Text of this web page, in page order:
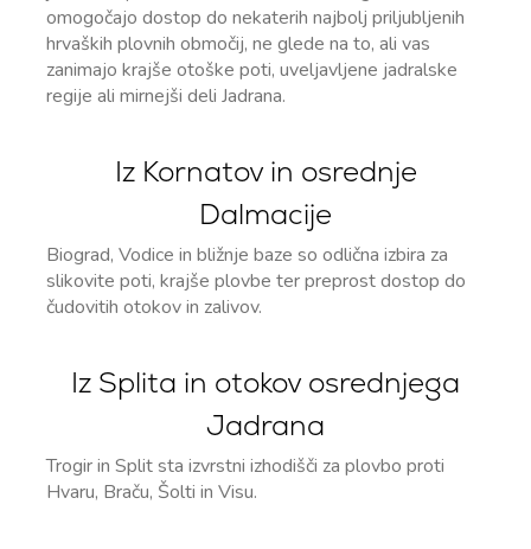
omogočajo dostop do nekaterih najbolj priljubljenih
hrvaških plovnih območij, ne glede na to, ali vas
zanimajo krajše otoške poti, uveljavljene jadralske
regije ali mirnejši deli Jadrana.
Iz Kornatov in osrednje
Dalmacije
Biograd, Vodice in bližnje baze so odlična izbira za
slikovite poti, krajše plovbe ter preprost dostop do
čudovitih otokov in zalivov.
Iz Splita in otokov osrednjega
Jadrana
Trogir in Split sta izvrstni izhodišči za plovbo proti
Hvaru, Braču, Šolti in Visu.